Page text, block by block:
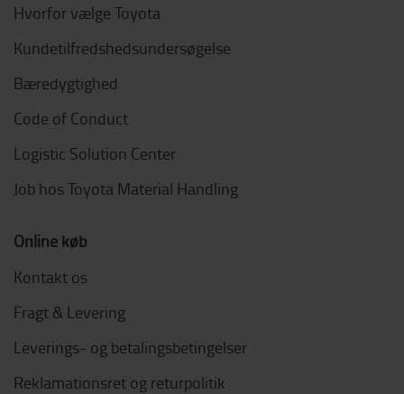
Hvorfor vælge Toyota
Kundetilfredshedsundersøgelse
Bæredygtighed
Code of Conduct
Logistic Solution Center
Job hos Toyota Material Handling
Online køb
Kontakt os
Fragt & Levering
Leverings- og betalingsbetingelser
Reklamationsret og returpolitik